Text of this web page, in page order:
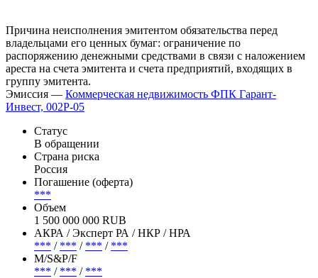
Причина неисполнения эмитентом обязательства перед
владельцами его ценных бумаг: ограничение по
распоряжению денежными средствами в связи с наложением
ареста на счета эмитента и счета предприятий, входящих в
группу эмитента.
Эмиссия — Коммерческая недвижимость ФПК Гарант-
Инвест, 002Р-05
Статус
В обращении
Страна риска
Россия
Погашение (оферта)
***
Объем
1 500 000 000 RUB
АКРА / Эксперт РА / НКР / НРА
*** / *** / *** / ***
М/S&P/F
*** / *** / ***